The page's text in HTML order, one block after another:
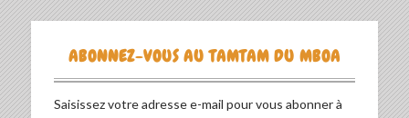
ABONNEZ-VOUS AU TAMTAM DU MBOA
Saisissez votre adresse e-mail pour vous abonner à